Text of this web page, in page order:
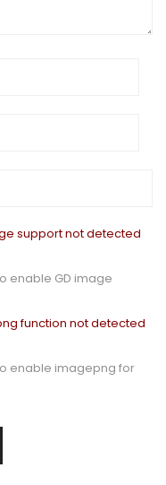
support not detected
enable GD image
function not detected
enable imagepng for